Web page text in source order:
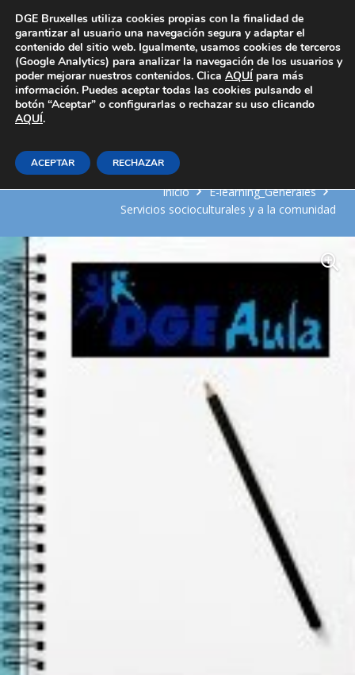
Área Privada
Administración de medicación en
el domicilio
Inicio
E-learning_Generales
Servicios socioculturales y a la comunidad
DGE Bruxelles utiliza cookies propias con la finalidad de
garantizar al usuario una navegación segura y adaptar el
contenido del sitio web. Igualmente, usamos cookies de terceros
(Google Analytics) para analizar la navegación de los usuarios y
poder mejorar nuestros contenidos. Clica AQUÍ para más
información. Puedes aceptar todas las cookies pulsando el
botón “Aceptar” o configurarlas o rechazar su uso clicando
AQUÍ.
ACEPTAR RECHAZAR